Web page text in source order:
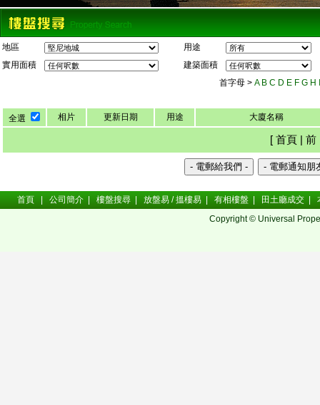
地區
用途
實用面積
建築面積
首字母 > A B C D E F G H
全選 相片 更新日期 用途 大廈名稱
[ 首頁 |
首頁 公司簡介 樓盤搜尋 放盤易 / 搵樓易 有相樓盤 田土廳成交
Copyright © Universal